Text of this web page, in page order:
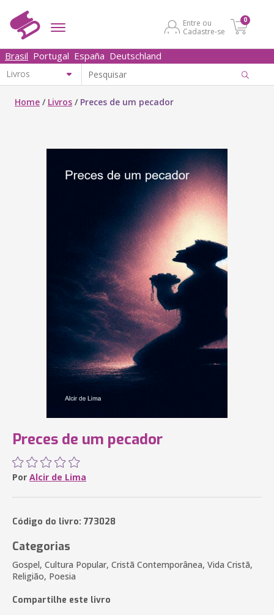
Entre ou
Cadastre-se
0
Brasil Portugal España Deutschland
Home / Livros / Preces de um pecador
Preces de um pecador
Por Alcir de Lima
Código do livro: 773028
Categorias
Gospel, Cultura Popular, Cristã Contemporânea, Vida Cristã,
Religião, Poesia
Compartilhe este livro